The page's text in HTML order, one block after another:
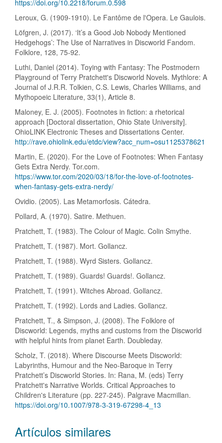
https://doi.org/10.2218/forum.0.598
Leroux, G. (1909-1910). Le Fantôme de l'Opera. Le Gaulois.
Löfgren, J. (2017). ‘It’s a Good Job Nobody Mentioned
Hedgehogs’: The Use of Narratives in Discworld Fandom.
Folklore, 128, 75-92.
Luthi, Daniel (2014). Toying with Fantasy: The Postmodern
Playground of Terry Pratchett's Discworld Novels. Mythlore: A
Journal of J.R.R. Tolkien, C.S. Lewis, Charles Williams, and
Mythopoeic Literature, 33(1), Article 8.
Maloney, E. J. (2005). Footnotes in fiction: a rhetorical
approach [Doctoral dissertation, Ohio State University].
OhioLINK Electronic Theses and Dissertations Center.
http://rave.ohiolink.edu/etdc/view?acc_num=osu1125378621
Martin, E. (2020). For the Love of Footnotes: When Fantasy
Gets Extra Nerdy. Tor.com.
https://www.tor.com/2020/03/18/for-the-love-of-footnotes-
when-fantasy-gets-extra-nerdy/
Ovidio. (2005). Las Metamorfosis. Cátedra.
Pollard, A. (1970). Satire. Methuen.
Pratchett, T. (1983). The Colour of Magic. Colin Smythe.
Pratchett, T. (1987). Mort. Gollancz.
Pratchett, T. (1988). Wyrd Sisters. Gollancz.
Pratchett, T. (1989). Guards! Guards!. Gollancz.
Pratchett, T. (1991). Witches Abroad. Gollancz.
Pratchett, T. (1992). Lords and Ladies. Gollancz.
Pratchett, T., & Simpson, J. (2008). The Folklore of
Discworld: Legends, myths and customs from the Discworld
with helpful hints from planet Earth. Doubleday.
Scholz, T. (2018). Where Discourse Meets Discworld:
Labyrinths, Humour and the Neo-Baroque in Terry
Pratchett’s Discworld Stories. In: Rana, M. (eds) Terry
Pratchett's Narrative Worlds. Critical Approaches to
Children's Literature (pp. 227-245). Palgrave Macmillan.
https://doi.org/10.1007/978-3-319-67298-4_13
Artículos similares